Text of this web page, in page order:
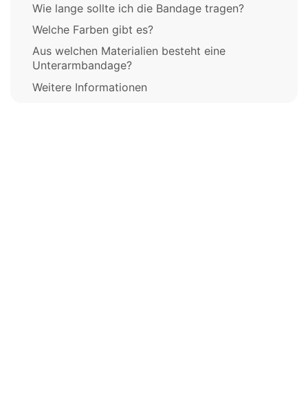
Wie lange sollte ich die Bandage tragen?
Welche Farben gibt es?
Aus welchen Materialien besteht eine
Unterarmbandage?
Weitere Informationen